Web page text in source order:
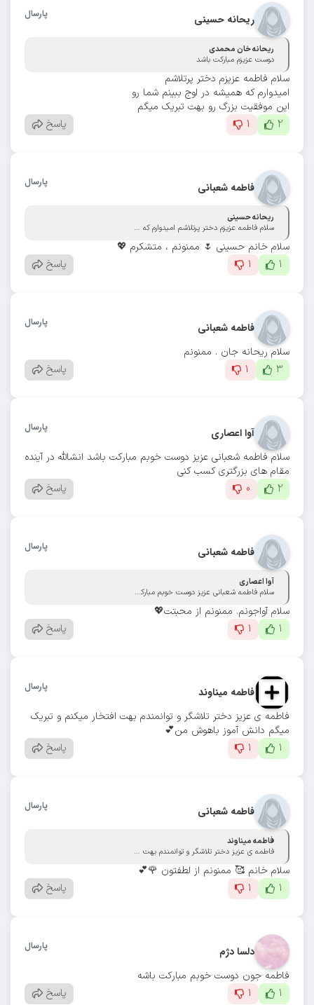
ریحانه حسینی پارسال
ریحانه خان محمدی
دوست عزیزم مبارکت باشد
سلام فاطمه عزیزم دختر پرتلاشم
امیدوارم که همیشه در اوج ببینم شما رو
این موفقیت بزرگ رو بهت تبریک میگم
2
1 پاسخ
فاطمه شعبانی پارسال
ریحانه حسینی
سلام فاطمه عزیزم دختر پرتلاشم امیدوارم که همیشه در اوج ببینم شما رو این موفقیت بزرگ رو بهت تبریک میگم
سلام خانم حسینی 🌷 ممنونم ، متشکرم 💖
1
1 پاسخ
فاطمه شعبانی پارسال
سلام ریحانه جان . ممنونم
3
1 پاسخ
آوا اعصاری پارسال
سلام فاطمه شعبانی عزیز دوست خوبم مبارکت باشد انشالله در آینده
مقام های بزرگتری کسب کنی
2
0 پاسخ
فاطمه شعبانی پارسال
آوا اعصاری
سلام فاطمه شعبانی عزیز دوست خوبم مبارکت باشد انشالله در آینده مقام های بزرگتری کسب کنی
سلام آواجونم. ممنونم از محبتت💖
1
1 پاسخ
فاطمه میناوند پارسال
فاطمه ی عزیز دختر تلاشگر و توانمندم بهت افتخار میکنم و تبریک
میگم دانش آموز باهوش من💕
1
1 پاسخ
فاطمه شعبانی پارسال
فاطمه میناوند
فاطمه ی عزیز دختر تلاشگر و توانمندم بهت افتخار میکنم و تبریک میگم دانش آموز باهوش من💕
سلام خانم 🥰 ممنونم از لطفتون 🌹💕
1
1 پاسخ
دلسا دژم پارسال
فاطمه جون دوست خوبم مبارکت باشه
1
1 پاسخ